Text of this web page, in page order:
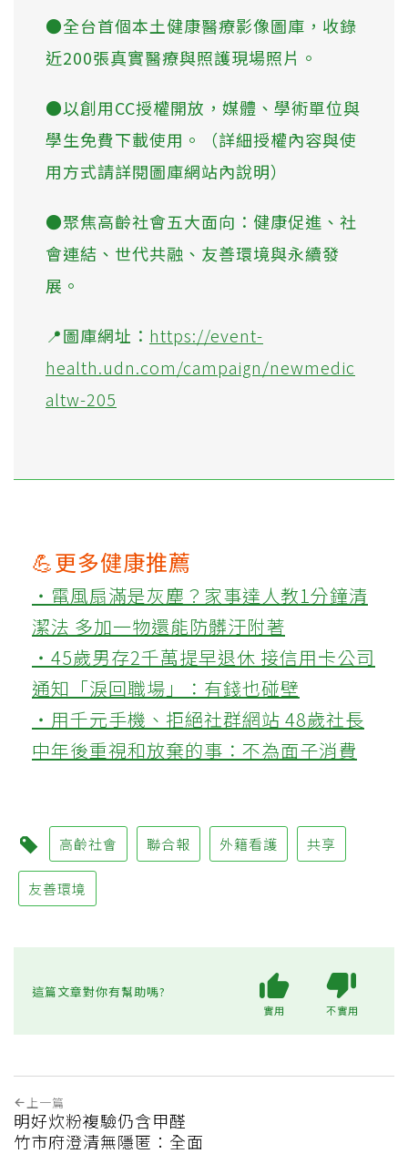
●全台首個本土健康醫療影像圖庫，收錄
近200張真實醫療與照護現場照片。
●以創用CC授權開放，媒體、學術單位與
學生免費下載使用。（詳細授權內容與使
用方式請詳閱圖庫網站內說明）
●聚焦高齡社會五大面向：健康促進、社
會連結、世代共融、友善環境與永續發
展。
📍圖庫網址： https://event-
health.udn.com/campaign/newmedic
altw-205
💪更多健康推薦
‧電風扇滿是灰塵？家事達人教1分鐘清
潔法 多加一物還能防髒汙附著
‧45歲男存2千萬提早退休 接信用卡公司
通知「淚回職場」：有錢也碰壁
‧用千元手機、拒絕社群網站 48歲社長
中年後重視和放棄的事：不為面子消費
高齡社會 聯合報 外籍看護 共享
友善環境
這篇文章對你有幫助嗎?
實用 不實用
上一篇
明好炊粉複驗仍含甲醛
竹市府澄清無隱匿：全面